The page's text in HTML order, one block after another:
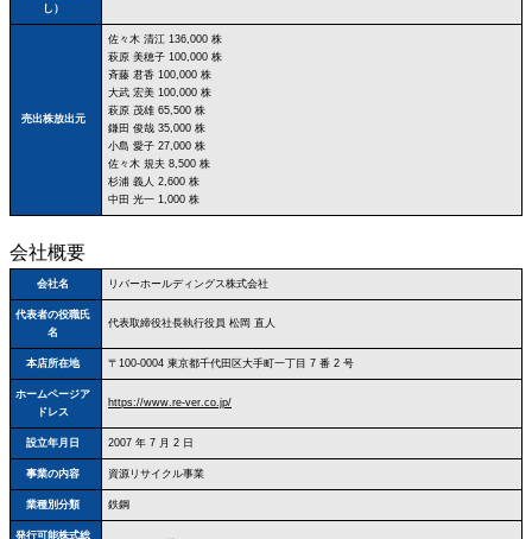
し）
売出株放出元
佐々木 清江 136,000 株
萩原 美穂子 100,000 株
斉藤 君香 100,000 株
大武 宏美 100,000 株
萩原 茂雄 65,500 株
鎌田 俊哉 35,000 株
小島 愛子 27,000 株
佐々木 規夫 8,500 株
杉浦 義人 2,600 株
中田 光一 1,000 株
会社概要
会社名 リバーホールディングス株式会社
代表者の役職氏
名
代表取締役社長執行役員 松岡 直人
本店所在地 〒100‐0004 東京都千代田区大手町一丁目 7 番 2 号
ホームページア
ドレス
https://www.re-ver.co.jp/
設立年月日 2007 年 7 月 2 日
事業の内容 資源リサイクル事業
業種別分類 鉄鋼
発行可能株式総